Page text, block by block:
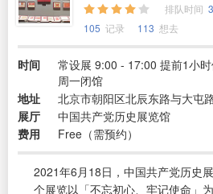
排队时间 3
105 记录 113 想去
时间
常设展 9:00 - 17:00 提前1小
周一闭馆
地址
北京市朝阳区北辰东路与大屯
展厅
中国共产党历史展览馆
费用
Free（需预约）
2021年6月18日，中国共产党历史
个展览以「不忘初心、牢记使命」